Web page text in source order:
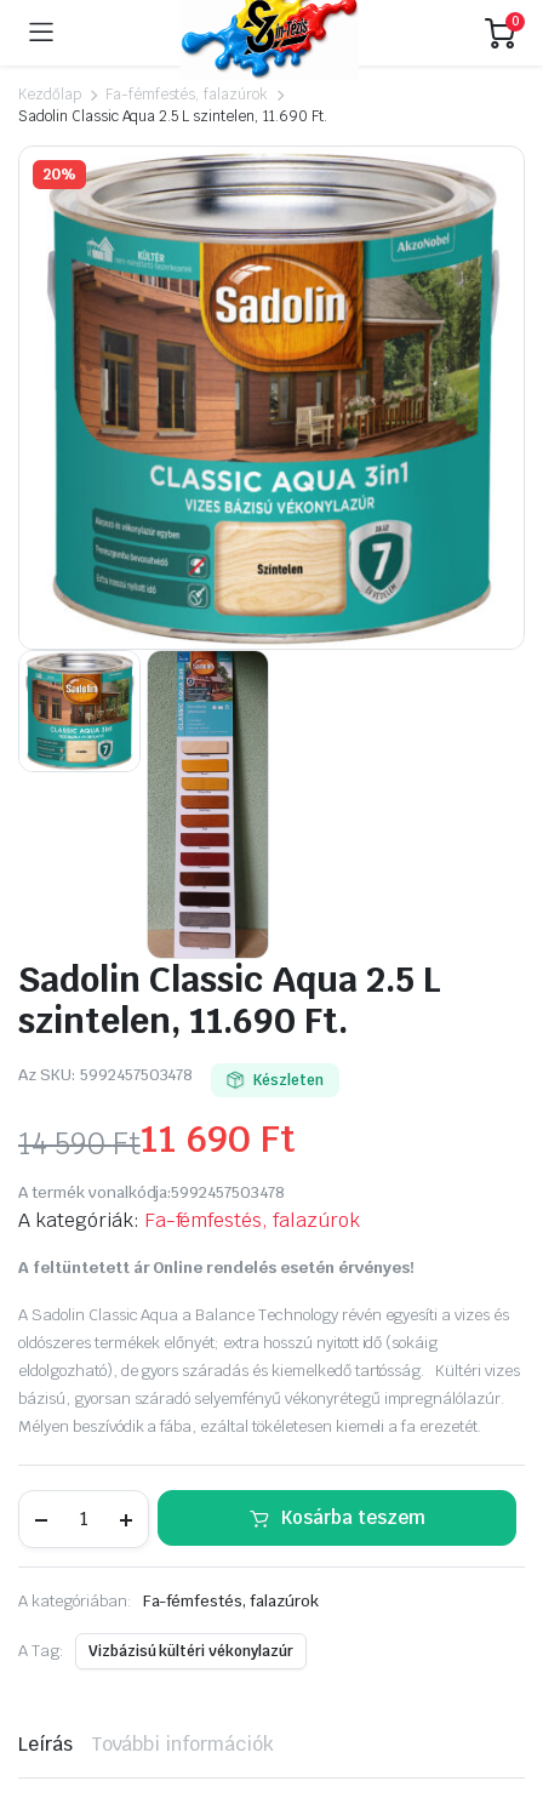
0
Kezdőlap
Fa-fémfestés, falazúrok
Sadolin Classic Aqua 2.5 L szintelen, 11.690 Ft.
20%
Sadolin Classic Aqua 2.5 L
szintelen, 11.690 Ft.
Az SKU: 5992457503478 Készleten
14 590Ft
Original
price
was:
14
590 Ft.
11 690 Ft
Current
price
is:
11
690 Ft.
A termék vonalkódja:5992457503478
A kategóriák: Fa-fémfestés, falazúrok
A feltüntetett ár Online rendelés esetén érvényes!
A Sadolin Classic Aqua a Balance Technology révén egyesíti a vizes és
oldószeres termékek előnyét; extra hosszú nyitott idő (sokáig
eldolgozható), de gyors száradás és kiemelkedő tartósság. Kültéri vizes
bázisú, gyorsan száradó selyemfényű vékonyrétegű impregnálólazúr.
Mélyen beszívódik a fába, ezáltal tökéletesen kiemeli a fa erezetét.
Classic
2.5
szintelen,
Ft.
mennyiség
Kosárba teszem
A kategóriában: Fa-fémfestés, falazúrok
A Tag: Vizbázisú kültéri vékonylazúr
Leírás További információk